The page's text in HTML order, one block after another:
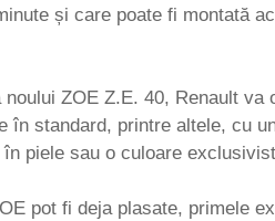
și care poate fi montată
noului ZOE Z.E. 40, Renault va
în standard, printre altele, cu
piele sau o culoare
pot fi deja plasate, primele